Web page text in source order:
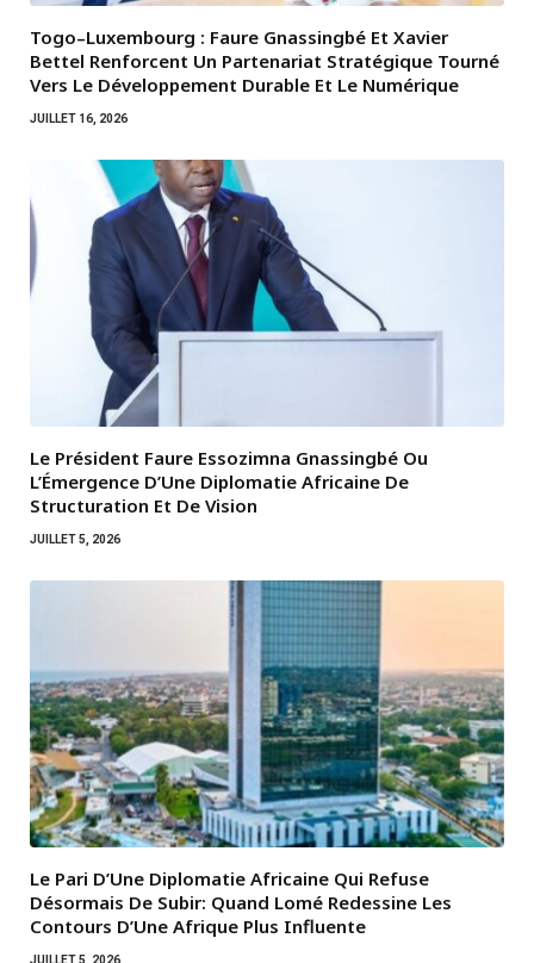
Togo–Luxembourg : Faure Gnassingbé Et Xavier
Bettel Renforcent Un Partenariat Stratégique Tourné
Vers Le Développement Durable Et Le Numérique
JUILLET 16, 2026
Le Président Faure Essozimna Gnassingbé Ou
L’Émergence D’Une Diplomatie Africaine De
Structuration Et De Vision
JUILLET 5, 2026
Le Pari D’Une Diplomatie Africaine Qui Refuse
Désormais De Subir: Quand Lomé Redessine Les
Contours D’Une Afrique Plus Influente
JUILLET 5, 2026